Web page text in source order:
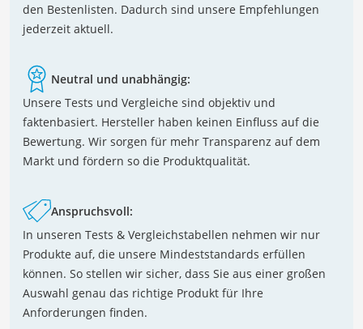
den Bestenlisten. Dadurch sind unsere Empfehlungen
jederzeit aktuell.
Neutral und unabhängig:
Unsere Tests und Vergleiche sind objektiv und
faktenbasiert. Hersteller haben keinen Einfluss auf die
Bewertung. Wir sorgen für mehr Transparenz auf dem
Markt und fördern so die Produktqualität.
Anspruchsvoll:
In unseren Tests & Vergleichstabellen nehmen wir nur
Produkte auf, die unsere Mindeststandards erfüllen
können. So stellen wir sicher, dass Sie aus einer großen
Auswahl genau das richtige Produkt für Ihre
Anforderungen finden.